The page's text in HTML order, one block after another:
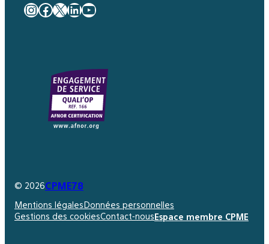
Instagram
Facebook
X LinkedIn
YouTube
© 2026CPME78
Mentions légalesDonnées personnelles
Gestions des cookiesContact-nousEspace membre CPME